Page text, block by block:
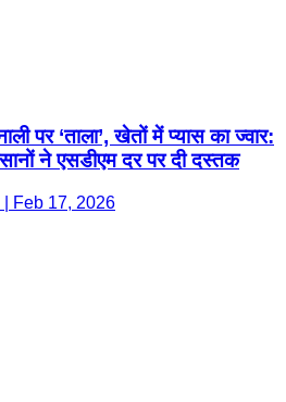
पर ‘ताला’, खेतों में प्यास का ज्वार:
ने एसडीएम दर पर दी दस्तक
Feb 17, 2026